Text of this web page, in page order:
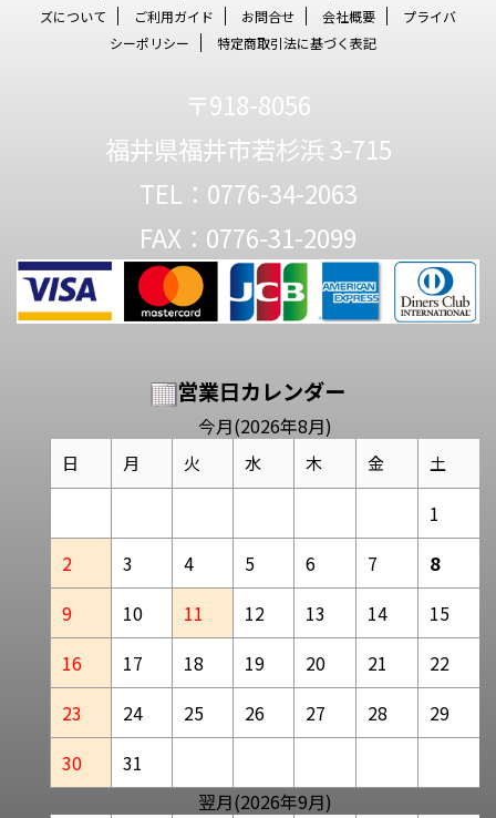
ズについて
ご利用ガイド お問合せ 会社概要
プライバ
シーポリシー
特定商取引法に基づく表記
〒918-8056
福井県福井市若杉浜 3-715
TEL：0776-34-2063
FAX：0776-31-2099
営業日カレンダー
今月(2026年8月)
日 月 火 水 木 金 土
1
2
3 4 5 6 7
8
9
10 11 12 13 14
15
16
17 18 19 20 21
22
23
24 25 26 27 28
29
30
31
翌月(2026年9月)